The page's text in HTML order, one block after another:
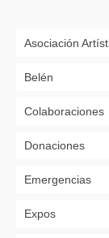
Asociación
Belén
Colaboraciones
Donaciones
Emergencias
Expos